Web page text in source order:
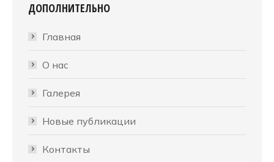
ДОПОЛНИТЕЛЬНО
Главная
О нас
Галерея
Новые публикации
Контакты